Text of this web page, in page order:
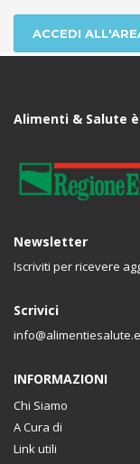
ACCEDI
Alimenti & Salute
Newsletter
Iscriviti per ricevere
Scrivici
INFORMAZIONI
Chi Siamo
A Cura di
Link utili